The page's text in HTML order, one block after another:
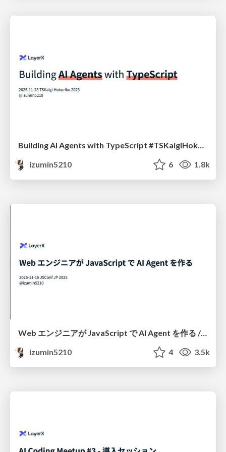
Building AI Agents with TypeScript #TSKaigiHokuriku
izumin5210
6 1.8k
Web エンジニアが JavaScript で AI Agent を作る / JSConf JP 2025 sponsor session
izumin5210
4 3.5k